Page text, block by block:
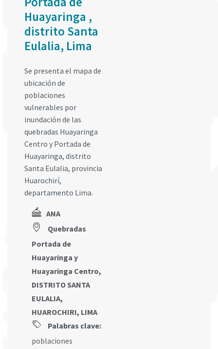
Huayaringa ,
distrito Santa
Eulalia, Lima
Se presenta el mapa de
ubicación de
poblaciones
vulnerables por
inundación de las
quebradas Huayaringa
Centro y Portada de
Huayaringa, distrito
Santa Eulalia, provincia
Huarochirí,
departamento Lima.
ANA
Quebradas
Portada de
Huayaringa y
Huayaringa Centro,
DISTRITO SANTA
EULALIA,
HUAROCHIRI, LIMA
Palabras clave:
poblaciones